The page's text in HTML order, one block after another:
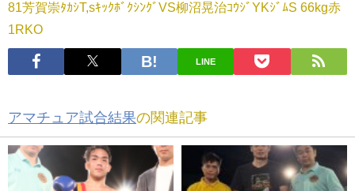
81芳賀崇ﾀｶｼT,sｷｯｸﾎﾞｸｼﾝｸﾞVS柳沼晃治ｺｳｼﾞYKｼﾞﾑS 66kg赤
1RKO
LINE
アマチュア試合結果の関連記事